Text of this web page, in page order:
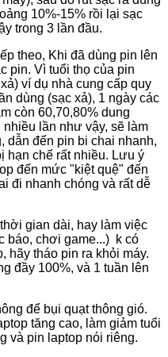
10%-15% rồi lại sạc
trong 3 lần đầu.
theo, Khi đã dùng pin lên
pin. Vì tuổi thọ của pin
ví dụ nhà cung cấp quy
dùng (sạc xả), 1 ngày các
còn 60,70,80% dung
lần như vậy, sẽ làm
dẫn đến pin bi chai nhanh,
hạn chế rất nhiều. Lưu ý
đến mức "kiệt quệ" đến
đi nhanh chóng và rất dễ
gian dài, hay làm việc
báo, chơi game...) k có
hãy tháo pin ra khỏi máy.
đầy 100%, và 1 tuần lên
để bụi quạt thông gió.
tăng cao, làm giảm tuổi
và pin laptop nói riêng.